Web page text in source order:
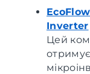
Inverter
Цей